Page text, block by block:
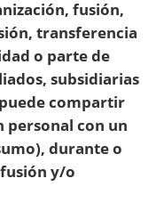
fusión,
transferencia
o parte de
subsidiarias
compartir
con un
durante o
y/o